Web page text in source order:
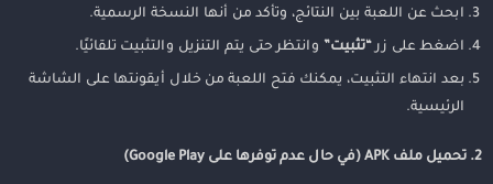
ابحث عن اللعبة بين النتائج، وتأكد من أنها النسخة الرسمية.
اضغط على زر“تثبيت” وانتظر حتى يتم التنزيل والتثبيت تلقائيًا.
بعد انتهاء التثبيت، يمكنك فتح اللعبة من خلال أيقونتها على الشاشة
الرئيسية.
2. تحميل ملف APK (في حال عدم توفرها على Google Play)